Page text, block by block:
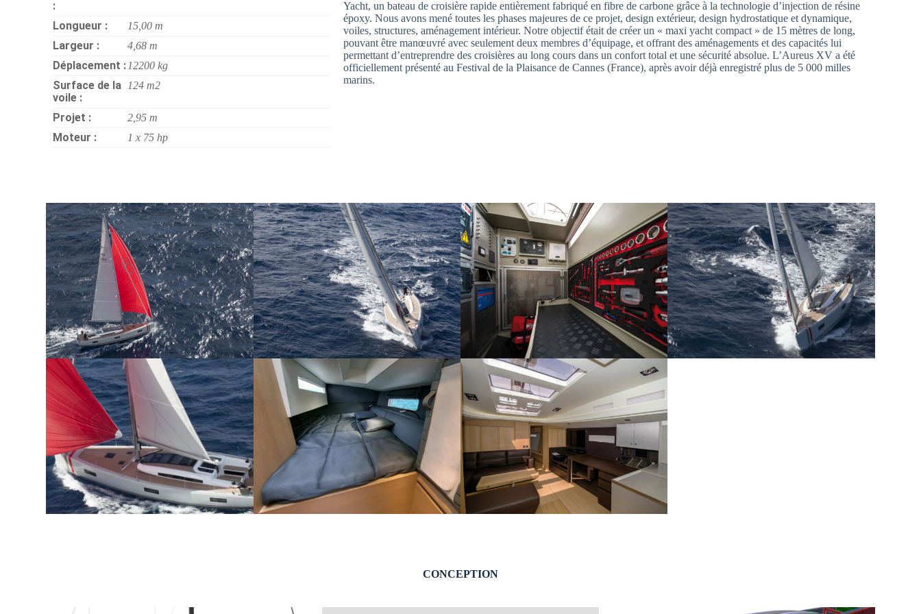
:
Longueur : 15,00 m
Largeur : 4,68 m
Déplacement : 12200 kg
Surface de la
voile :
124 m2
Projet : 2,95 m
Moteur : 1 x 75 hp
Yacht, un bateau de croisière rapide entièrement fabriqué en fibre de carbone grâce à la technologie d’injection de résine
époxy. Nous avons mené toutes les phases majeures de ce projet, design extérieur, design hydrostatique et dynamique,
voiles, structures, aménagement intérieur. Notre objectif était de créer un « maxi yacht compact » de 15 mètres de long,
pouvant être manœuvré avec seulement deux membres d’équipage, et offrant des aménagements et des capacités lui
permettant d’entreprendre des croisières au long cours dans un confort total et une sécurité absolue. L’Aureus XV a été
officiellement présenté au Festival de la Plaisance de Cannes (France), après avoir déjà enregistré plus de 5 000 milles
marins.
CONCEPTION